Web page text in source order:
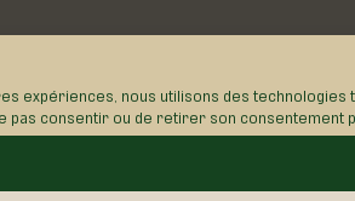
expériences, nous utilisons des
pas consentir ou de retirer son